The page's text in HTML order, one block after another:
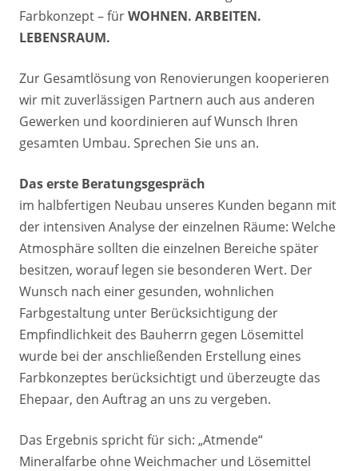
Farbkonzept – fürWOHNEN. ARBEITEN.
LEBENSRAUM.
Zur Gesamtlösung von Renovierungen kooperieren
wir mit zuverlässigen Partnern auch aus anderen
Gewerken und koordinieren auf Wunsch Ihren
gesamten Umbau. Sprechen Sie uns an.
Das erste Beratungsgespräch
im halbfertigen Neubau unseres Kunden begann mit
der intensiven Analyse der einzelnen Räume: Welche
Atmosphäre sollten die einzelnen Bereiche später
besitzen, worauf legen sie besonderen Wert. Der
Wunsch nach einer gesunden, wohnlichen
Farbgestaltung unter Berücksichtigung der
Empfindlichkeit des Bauherrn gegen Lösemittel
wurde bei der anschließenden Erstellung eines
Farbkonzeptes berücksichtigt und überzeugte das
Ehepaar, den Auftrag an uns zu vergeben.
Das Ergebnis spricht für sich: „Atmende“
Mineralfarbe ohne Weichmacher und Lösemittel